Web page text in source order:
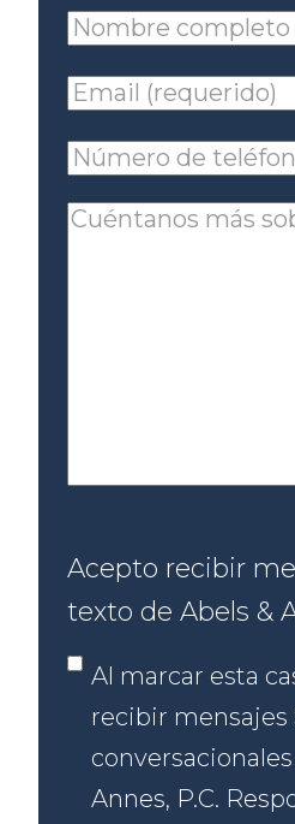
Nombre*
Email*
Número
de
Comentarios
Acepto recibir
texto de Abels &
Al marcar esta
recibir mensajes
Annes, P.C.